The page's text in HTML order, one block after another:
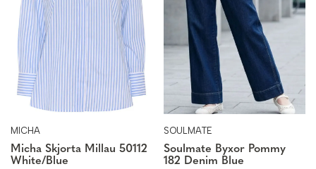
MICHA
Micha Skjorta Millau 50112
White/Blue
SOULMATE
Soulmate Byxor Pommy
182 Denim Blue